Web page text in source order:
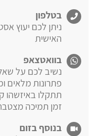
בטלפון
ניתן לכם יעוץ
האישית
בוואטצאפ
נשיב לכם על
פתרונות מלאים
תתקלו באיזשהו
זמן תמיכה
בנוסף בזום